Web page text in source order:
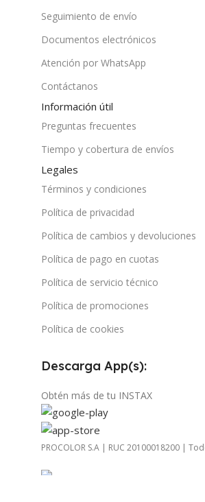
Seguimiento de envío
Documentos electrónicos
Atención por WhatsApp
Contáctanos
Información útil
Preguntas frecuentes
Tiempo y cobertura de envíos
Legales
Términos y condiciones
Política de privacidad
Política de cambios y devoluciones
Política de pago en cuotas
Política de servicio técnico
Política de promociones
Política de cookies
Descarga App(s):
Obtén más de tu INSTAX
PROCOLOR S.A | RUC 20100018200 |